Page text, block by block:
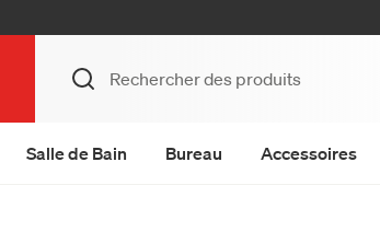
Salle de Bain Bureau Accessoires